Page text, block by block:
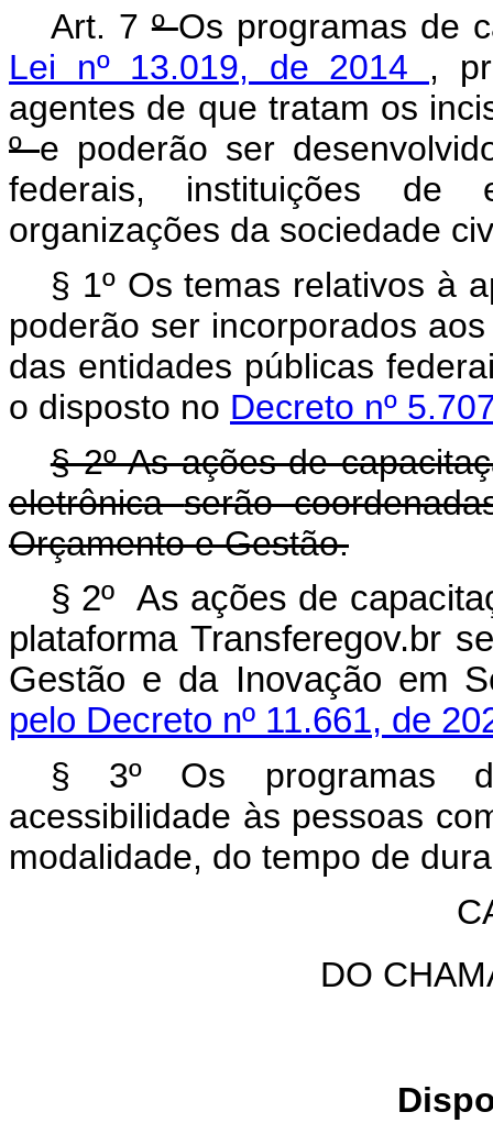
Art. 7ºOs programas de
Lei nº 13.019, de 2014 ,
agentes de que tratam os
ºe poderão ser
federais, instituições
organizações da sociedade
§ 1º Os temas relativos à
poderão ser incorporados
das entidades públicas
o disposto no Decreto nº
§ 2º As ações de
eletrônicaserão
Orçamento e Gestão.
§ 2º As ações de
plataforma Transferegov.br
Gestão e da Inovação em
pelo Decreto nº 11.661, de
§ 3º Os programas
acessibilidade às pessoas
modalidade, do tempo de
DO